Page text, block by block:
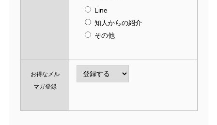
Line
知人からの紹介
その他
お得なメル
マガ登録